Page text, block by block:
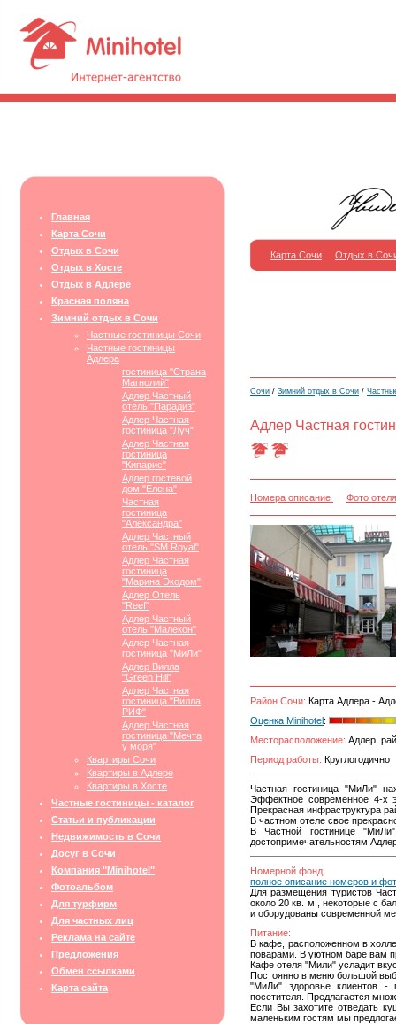
Главная
Карта Сочи
Отдых в Сочи
Отдых в Хосте
Отдых в Адлере
Красная поляна
Зимний отдых в Сочи
Частные гостиницы Сочи
Частные гостиницы
Адлера
гостиница "Страна
Магнолий"
Адлер Частный
отель "Парадиз"
Адлер Частная
гостиница "Луч"
Адлер Частная
гостиница
"Кипарис"
Адлер гостевой
дом "Елена"
Частная
гостиница
"Александра"
Адлер Частный
отель "SM Royal"
Адлер Частная
гостиница
"Марина Экодом"
Адлер Отель
"Reef"
Адлер Частный
отель "Малекон"
Адлер Частная
гостиница "МиЛи"
Адлер Вилла
"Green Hill"
Адлер Частная
гостиница "Вилла
РИФ"
Адлер Частная
гостиница "Мечта
у моря"
Квартиры Сочи
Квартиры в Адлере
Квартиры в Хосте
Частные гостиницы - каталог
Статьи и публикации
Недвижимость в Сочи
Досуг в Сочи
Компания "Minihotel"
Фотоальбом
Для турфирм
Для частных лиц
Реклама на сайте
Предложения
Обмен ссылками
Карта сайта
Карта Сочи Отдых в
Сочи / Зимний отдых в Сочи /
Адлер Частная
Номера описание Фото отеля
Район Сочи: Карта Адлера -
Оценка Minihotel:
Месторасположение: Адлер,
Период работы: Круглогодично
Частная гостиница "МиЛи"
Эффектное современное 4-х
Прекрасная инфраструктура
В частном отеле свое
В Частной гостинице
достопримечательностям
Номерной фонд:
полное описание номеров и
Для размещения туристов
около 20 кв. м., некоторые с
и оборудованы современной
Питание:
В кафе, расположенном в
поварами. В уютном баре вам
Кафе отеля "Мили" усладит
Постоянно в меню большой
"МиЛи" здоровье клиентов -
посетителя. Предлагается
Если Вы захотите отведать
маленьким гостям мы